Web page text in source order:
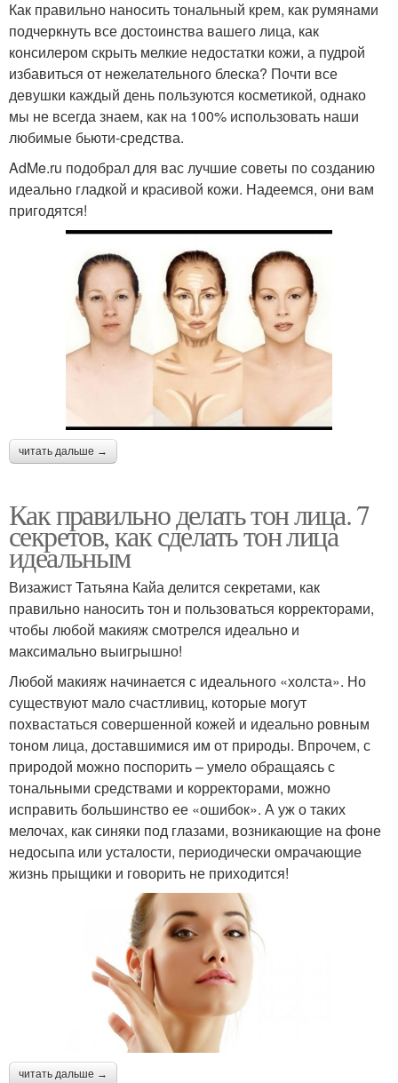
Как правильно наносить тональный крем, как румянами
подчеркнуть все достоинства вашего лица, как
консилером скрыть мелкие недостатки кожи, а пудрой
избавиться от нежелательного блеска? Почти все
девушки каждый день пользуются косметикой, однако
мы не всегда знаем, как на 100% использовать наши
любимые бьюти-средства.
AdMe.ru подобрал для вас лучшие советы по созданию
идеально гладкой и красивой кожи. Надеемся, они вам
пригодятся!
читать дальше →
Как правильно делать тон лица. 7
секретов, как сделать тон лица
идеальным
Визажист Татьяна Кайа делится секретами, как
правильно наносить тон и пользоваться корректорами,
чтобы любой макияж смотрелся идеально и
максимально выигрышно!
Любой макияж начинается с идеального «холста». Но
существуют мало счастливиц, которые могут
похвастаться совершенной кожей и идеально ровным
тоном лица, доставшимися им от природы. Впрочем, с
природой можно поспорить – умело обращаясь с
тональными средствами и корректорами, можно
исправить большинство ее «ошибок». А уж о таких
мелочах, как синяки под глазами, возникающие на фоне
недосыпа или усталости, периодически омрачающие
жизнь прыщики и говорить не приходится!
читать дальше →